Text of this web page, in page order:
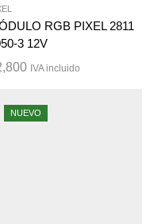
RGB PIXEL 2811
3 12V
IVA incluido
NUEVO